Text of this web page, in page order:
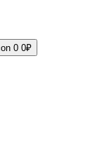
0 0₽